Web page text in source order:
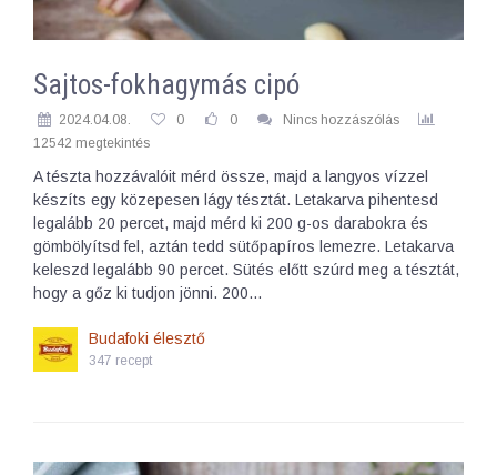
Sajtos-fokhagymás cipó
2024.04.08. 0 0
Nincs hozzászólás
12542 megtekintés
A tészta hozzávalóit mérd össze, majd a langyos vízzel
készíts egy közepesen lágy tésztát. Letakarva pihentesd
legalább 20 percet, majd mérd ki 200 g-os darabokra és
gömbölyítsd fel, aztán tedd sütőpapíros lemezre. Letakarva
keleszd legalább 90 percet. Sütés előtt szúrd meg a tésztát,
hogy a gőz ki tudjon jönni. 200…
Budafoki élesztő
347 recept